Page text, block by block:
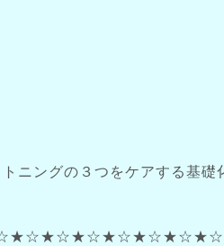
ニングの３つをケアする基礎